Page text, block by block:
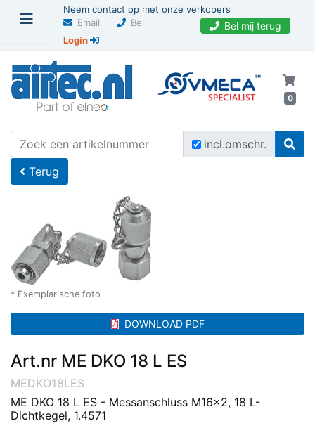
Neem contact op met onze verkopers
Email
Bel Bel mij terug
Login
0
incl.omschr.
U bevindt zich hier Home
Terug
* Exemplarische foto
DOWNLOAD PDF
Art.nr ME DKO 18 L ES
MEDKO18LES
ME DKO 18 L ES - Messanschluss M16x2, 18 L-
Dichtkegel, 1.4571